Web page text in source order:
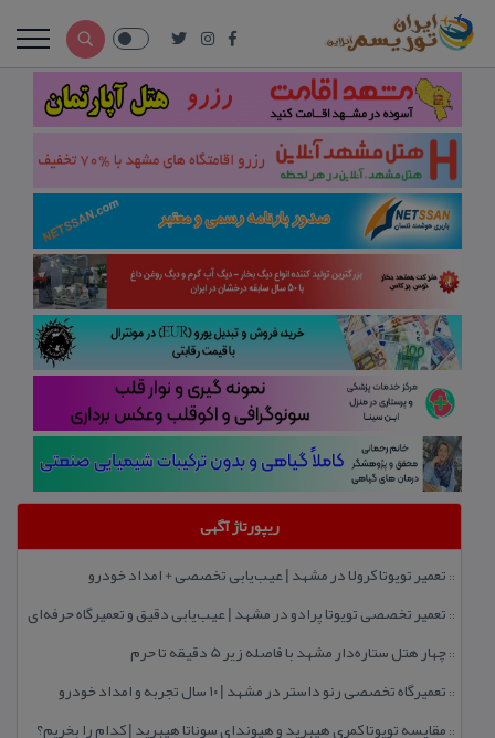
ریپورتاژ آگهی
:: تعمیر تویوتا كرولا در مشهد | عیب‌یابی تخصصی + امداد خودرو
:: تعمیر تخصصی تویوتا پرادو در مشهد | عیب‌یابی دقیق و تعمیرگاه حرفه‌ای
::چهار هتل‌ ستاره‌دار مشهد با فاصله زیر 5 دقیقه تا حرم
:: تعمیرگاه تخصصی رنو داستر در مشهد | ۱۰ سال تجربه و امداد خودرو
:: مقایسه تویوتا كمری هیبرید و هیوندای سوناتا هیبرید | كدام را بخریم؟